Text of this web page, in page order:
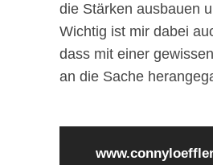
die Stärken ausbauen
Wichtig ist mir dabei
dass mit einer
an die Sache